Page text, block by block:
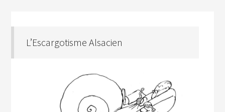
L’Escargotisme Alsacien